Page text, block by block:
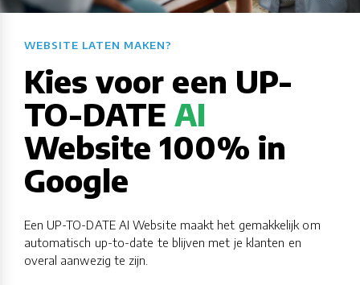
WEBSITE LATEN MAKEN?​​​​​​​​​​​​​​
Kies voor een UP-
TO-DATE AI
Website 100% in
Google
Een UP-TO-DATE AI Website maakt het gemakkelijk om
automatisch up-to-date te blijven met je klanten en
overal aanwezig te zijn.